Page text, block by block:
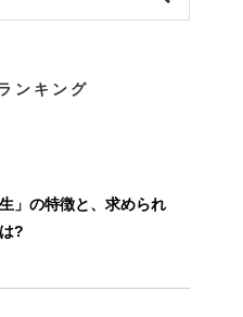
生」の特徴と、求められ
?